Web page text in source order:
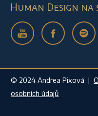
Human Design na
© 2024 Andrea Pixová |
osobních údajů